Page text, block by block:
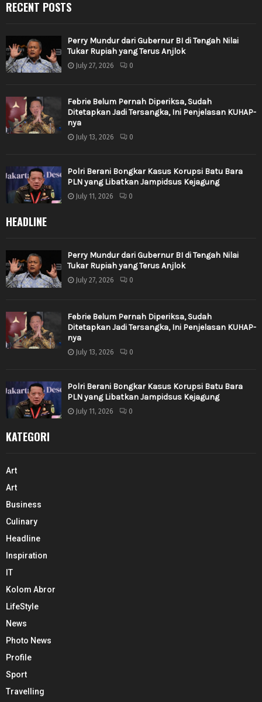
RECENT POSTS
Perry Mundur dari Gubernur BI di Tengah Nilai
Tukar Rupiah yang Terus Anjlok
July 27, 2026 0
Febrie Belum Pernah Diperiksa, Sudah
Ditetapkan Jadi Tersangka, Ini Penjelasan KUHAP-
nya
July 13, 2026 0
Polri Berani Bongkar Kasus Korupsi Batu Bara
PLN yang Libatkan Jampidsus Kejagung
July 11, 2026 0
HEADLINE
Perry Mundur dari Gubernur BI di Tengah Nilai
Tukar Rupiah yang Terus Anjlok
July 27, 2026 0
Febrie Belum Pernah Diperiksa, Sudah
Ditetapkan Jadi Tersangka, Ini Penjelasan KUHAP-
nya
July 13, 2026 0
Polri Berani Bongkar Kasus Korupsi Batu Bara
PLN yang Libatkan Jampidsus Kejagung
July 11, 2026 0
KATEGORI
Art
Art
Business
Culinary
Headline
Inspiration
IT
Kolom Abror
LifeStyle
News
Photo News
Profile
Sport
Travelling